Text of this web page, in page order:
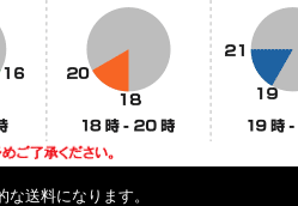
送料になります。